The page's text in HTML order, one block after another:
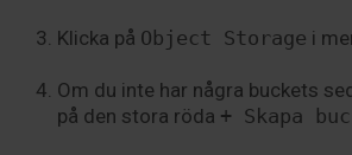
Klicka på Object Storage i
Om du inte har några buckets
på den stora röda + Skapa